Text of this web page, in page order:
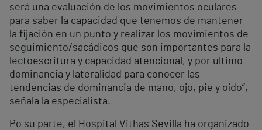
será una evaluación de los movimientos oculares
para saber la capacidad que tenemos de mantener
la fijación en un punto y realizar los movimientos de
seguimiento/sacádicos que son importantes para la
lectoescritura y capacidad atencional, y por ultimo
dominancia y lateralidad para conocer las
tendencias de dominancia de mano, ojo, pie y oído”,
señala la especialista.
Po su parte, el Hospital Vithas Sevilla ha organizado